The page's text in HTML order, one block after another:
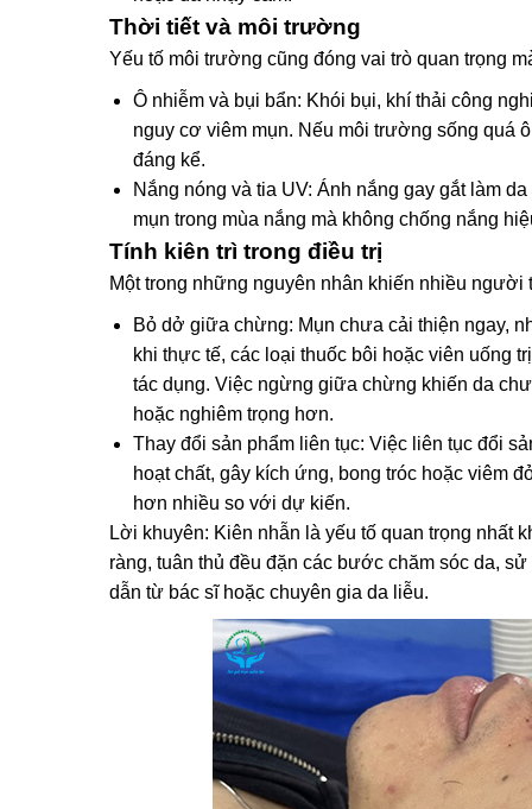
Thời tiết và môi trường
Yếu tố môi trường cũng đóng vai trò quan trọng
Ô nhiễm và bụi bẩn: Khói bụi, khí thải công
nguy cơ viêm mụn. Nếu môi trường sống quá
đáng kể.
Nắng nóng và tia UV: Ánh nắng gay gắt làm
mụn trong mùa nắng mà không chống nắng
Tính kiên trì trong điều trị
Một trong những nguyên nhân khiến nhiều
Bỏ dở giữa chừng: Mụn chưa cải thiện ngay,
khi thực tế, các loại thuốc bôi hoặc viên uống
tác dụng. Việc ngừng giữa chừng khiến da
hoặc nghiêm trọng hơn.
Thay đổi sản phẩm liên tục: Việc liên tục đổi
hoạt chất, gây kích ứng, bong tróc hoặc viêm
hơn nhiều so với dự kiến.
Lời khuyên: Kiên nhẫn là yếu tố quan trọng nhất
ràng, tuân thủ đều đặn các bước chăm sóc da,
dẫn từ bác sĩ hoặc chuyên gia da liễu.